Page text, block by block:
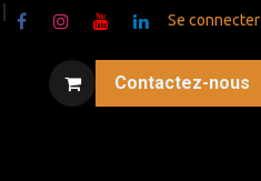
Se connecter
Contactez-nous